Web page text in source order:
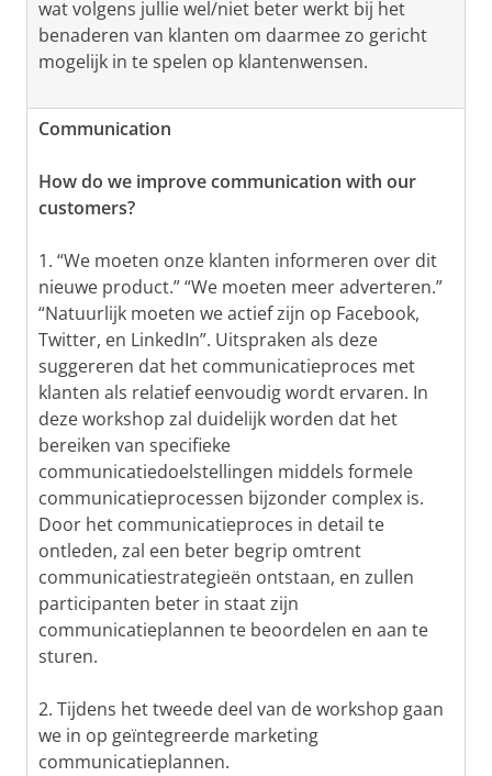
wat volgens jullie wel/niet beter werkt bij het
benaderen van klanten om daarmee zo gericht
mogelijk in te spelen op klantenwensen.
Communication
How do we improve communication with our
customers?
1. “We moeten onze klanten informeren over dit
nieuwe product.” “We moeten meer adverteren.”
“Natuurlijk moeten we actief zijn op Facebook,
Twitter, en LinkedIn”. Uitspraken als deze
suggereren dat het communicatieproces met
klanten als relatief eenvoudig wordt ervaren. In
deze workshop zal duidelijk worden dat het
bereiken van specifieke
communicatiedoelstellingen middels formele
communicatieprocessen bijzonder complex is.
Door het communicatieproces in detail te
ontleden, zal een beter begrip omtrent
communicatiestrategieën ontstaan, en zullen
participanten beter in staat zijn
communicatieplannen te beoordelen en aan te
sturen.
2. Tijdens het tweede deel van de workshop gaan
we in op geïntegreerde marketing
communicatieplannen.